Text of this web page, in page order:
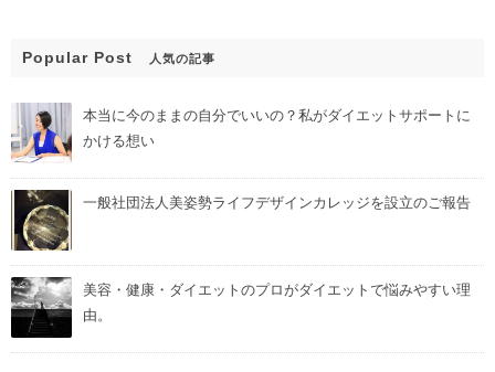
Popular Post 人気の記事
本当に今のままの自分でいいの？私がダイエットサポートに
かける想い
一般社団法人美姿勢ライフデザインカレッジを設立のご報告
美容・健康・ダイエットのプロがダイエットで悩みやすい理
由。